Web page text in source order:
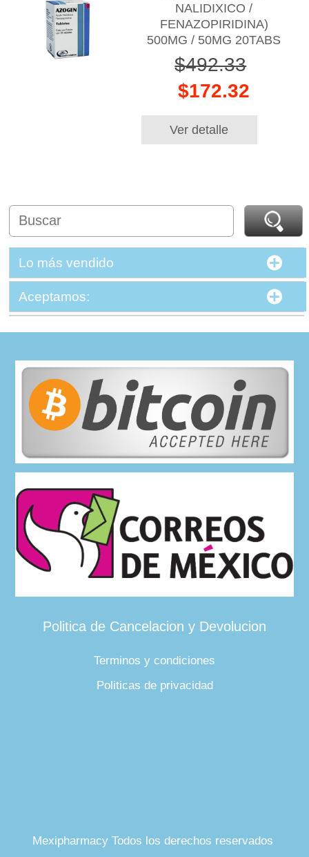
NALIDIXICO /
FENAZOPIRIDINA)
500MG / 50MG 20TABS
$492.33
$172.32
Ver detalle
Lo más vendido
Aceptamos:
Politica de Cancelacion y Devolucion
Terminos y condiciones
Politicas de privacidad
Mexipharmacy Todos los derechos reservados